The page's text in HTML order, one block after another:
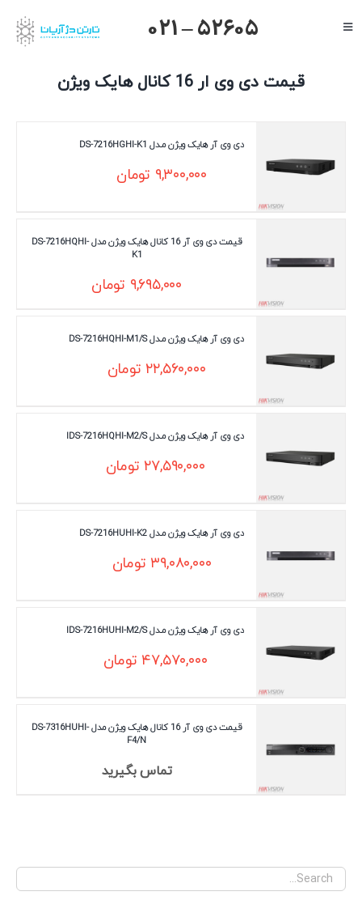
to
Toggle
گرنداستریم
میکروتیک
تیاندی
021 – 52605
قیمت دی وی ار 16 کانال هایک ویژن
دی وی آر هایک ویژن مـدل DS-7216HGHI-K1
۹,۳۰۰,۰۰۰ تومان
قیمت دی وی آر 16 کانال هایک ویژن مدل DS-7216HQHI-
K1
۹,۶۹۵,۰۰۰ تومان
دی وی آر هایک ویژن مـدل DS-7216HQHI-M1/S
۲۲,۵۶۰,۰۰۰ تومان
دی وی آر هایک ویژن مـدل IDS-7216HQHI-M2/S
۲۷,۵۹۰,۰۰۰ تومان
دی وی آر هایک ویژن مـدل DS-7216HUHI-K2
۳۹,۰۸۰,۰۰۰ تومان
دی وی آر هایک ویژن مـدل IDS-7216HUHI-M2/S
۴۷,۵۷۰,۰۰۰ تومان
قیمت دی وی آر 16 کانال هایک ویژن مدل DS-7316HUHI-
F4/N
تماس بگیرید